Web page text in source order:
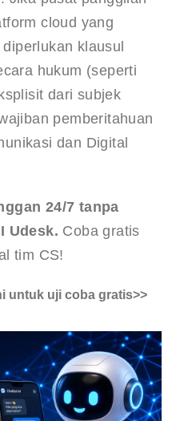
cloud yang
klausul
hukum (seperti
dari subjek
pemberitahuan
dan Digital
24/7 tanpa
Udesk. Coba gratis
tim CS!
untuk uji coba gratis>>